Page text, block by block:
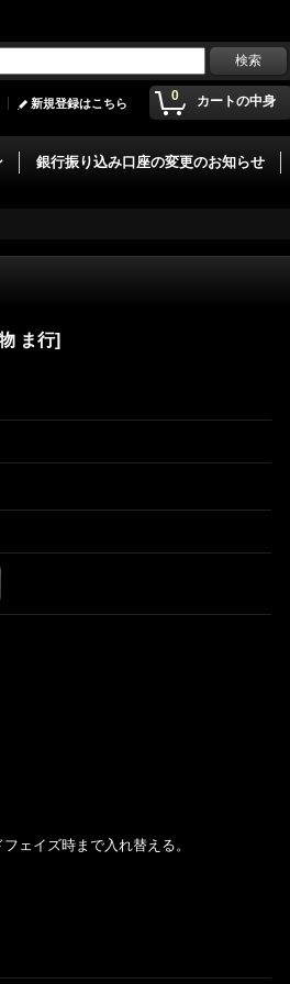
0 カートの中身
新規登録はこちら
銀行振り込み口座の変更のお知らせ
ま行]
ェイズ時まで入れ替える。